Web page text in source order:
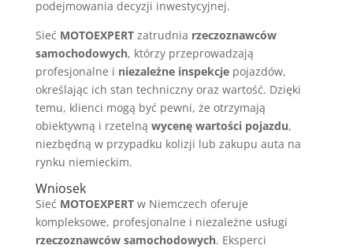
podejmowania decyzji inwestycyjnej.
Sieć MOTOEXPERTzatrudnia rzeczoznawców
samochodowych, którzy przeprowadzają
profesjonalne i niezależne inspekcjepojazdów,
określając ich stan techniczny oraz wartość. Dzięki
temu, klienci mogą być pewni, że otrzymają
obiektywną i rzetelną wycenę wartości pojazdu,
niezbędną w przypadku kolizji lub zakupu auta na
rynku niemieckim.
Wniosek
Sieć MOTOEXPERTw Niemczech oferuje
kompleksowe, profesjonalne i niezależne usługi
rzeczoznawców samochodowych. Eksperci